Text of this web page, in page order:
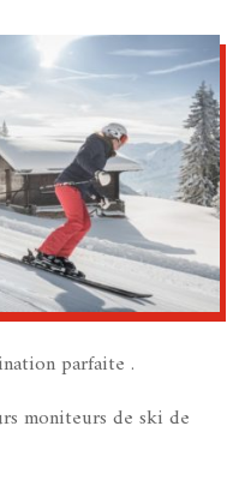
parfaite .
moniteurs de ski de